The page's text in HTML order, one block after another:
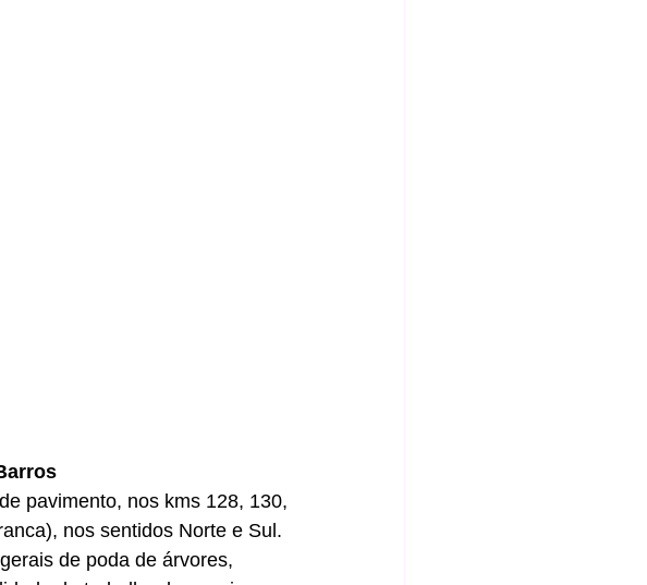
pavimento, nos kms 128, 130,
nos sentidos Norte e Sul.
de poda de árvores,